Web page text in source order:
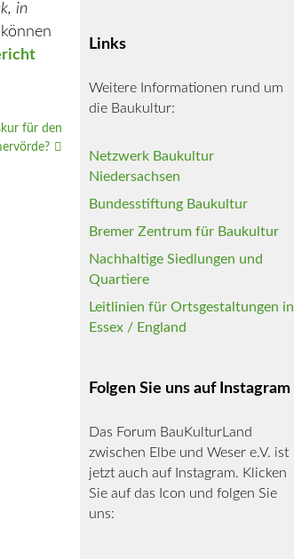
in
für den
Links
Weitere Informationen rund um
die Baukultur:
Netzwerk Baukultur
Niedersachsen
Bundesstiftung Baukultur
Bremer Zentrum für Baukultur
Nachhaltige Siedlungen und
Quartiere
Leitlinien für Ortsgestaltungen in
Essex / England
Folgen Sie uns auf Instagram
Das Forum BauKulturLand
zwischen Elbe und Weser e.V. ist
jetzt auch auf Instagram. Klicken
Sie auf das Icon und folgen Sie
uns: